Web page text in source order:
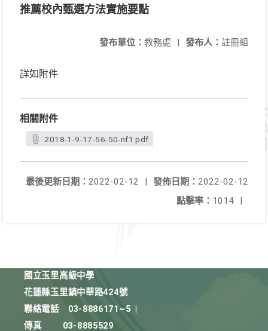
推薦校內甄選方法實施要點
發布人： 註冊組
發布單位： 教務處 |
詳如附件
相關附件
2018-1-9-17-56-50-nf1.pdf
發佈日期： 2022-02-12
最後更新日期： 2022-02-12
|
點擊率： 1014 |
國立玉里高級中學
花蓮縣玉里鎮中華路424號
聯絡電話
03-8886171~5
傳真
03-8885529